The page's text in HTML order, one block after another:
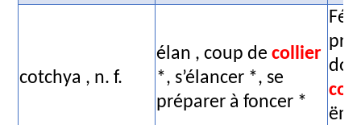
cotchya , n. f.
élan , coup de collier
*, s’élancer *, se
préparer à foncer *